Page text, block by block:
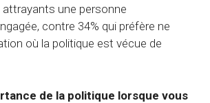
une personne
contre 34% qui préfère ne
où la politique est vécue de
de la politique lorsque vous